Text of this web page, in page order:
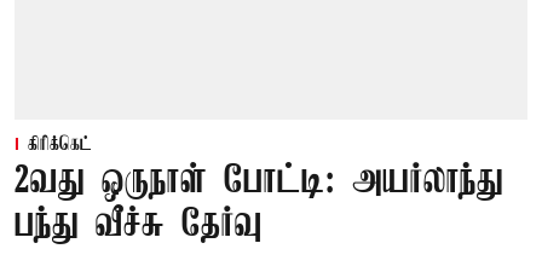
கிரிக்கெட்
2வது ஒருநாள் போட்டி: அயர்லாந்து
பந்து வீச்சு தேர்வு